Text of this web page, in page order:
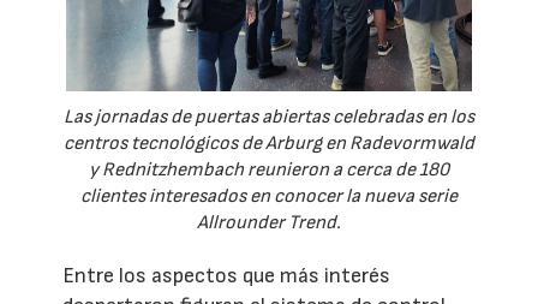
Las jornadas de puertas abiertas celebradas en los
centros tecnológicos de Arburg en Radevormwald
y Rednitzhembach reunieron a cerca de 180
clientes interesados en conocer la nueva serie
Allrounder Trend.
Entre los aspectos que más interés